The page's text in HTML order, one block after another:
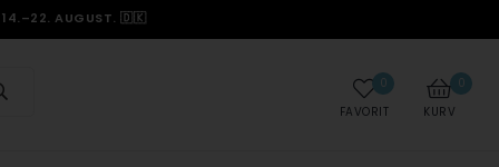
14.–22. AUGUST. 🇩🇰
0
KURV
0
FAVORIT